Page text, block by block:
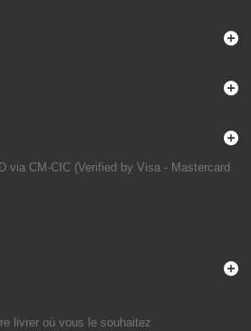
via CM-CIC (Verified by Visa - Mastercard
livrer où vous le souhaitez